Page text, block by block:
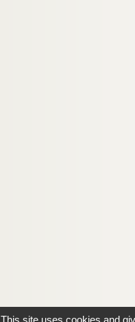
This site uses cookies and